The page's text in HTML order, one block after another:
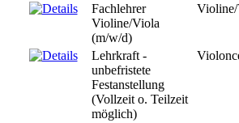
Fachlehrer
Violine/Viola
(m/w/d)
Lehrkraft -
unbefristete
Festanstellung
(Vollzeit o. Teilzeit
möglich)